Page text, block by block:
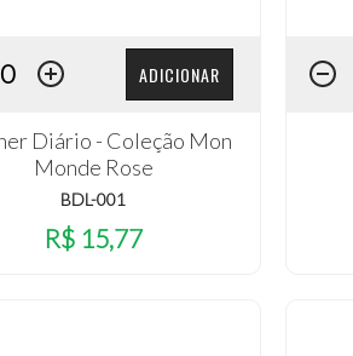
ADICIONAR
Diário - Coleção Mon
Monde Rose
BDL-001
R$ 15,77